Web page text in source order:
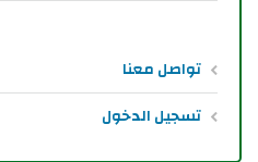
تواصل معنا
تسجيل الدخول